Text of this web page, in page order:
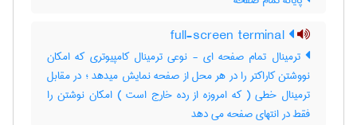
ترمینال تمام صفحه ای - نوعی ترمینال کامپیوتری که امکان
نووشتن کاراکتر را در هر محل از صفحه نمایش میدهد ؛ در مقابل
ترمینال خطی ( که امروزه از رده خارج است ) امکان نوشتن را
فقط در انتهای صفحه می دهد